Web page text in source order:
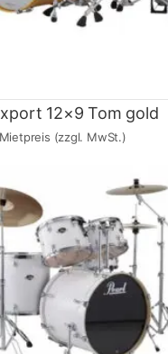
12×9 Tom gold
Mietpreis (zzgl. MwSt.)